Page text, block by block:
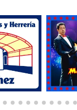
Comerciales